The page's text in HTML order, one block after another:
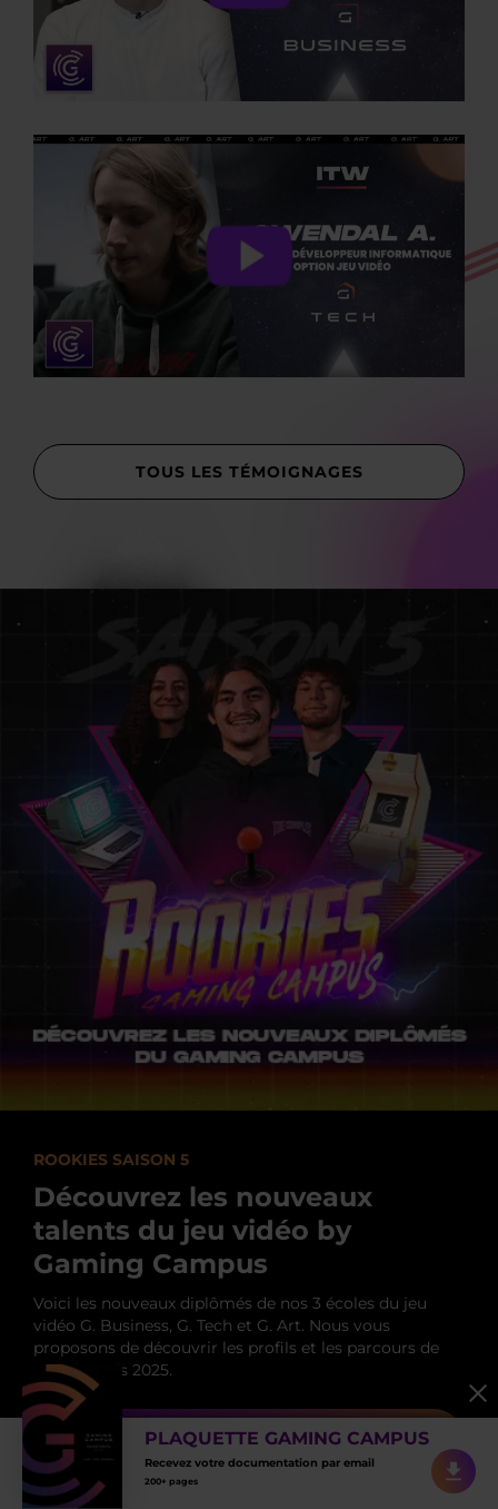
TOUS LES TÉMOIGNAGES
ROOKIES SAISON 5
Découvrez les nouveaux
talents du jeu vidéo by
Gaming Campus
Voici les nouveaux diplômés de nos 3 écoles du jeu
vidéo G. Business, G. Tech et G. Art. Nous vous
proposons de découvrir les profils et les parcours de
nos alumnis 2025.
VOIR LES ROOKIES GBS
VOIR LES ROOKIES G TECH
PLAQUETTE GAMING CAMPUS
Recevez votre documentation par email
200+ pages